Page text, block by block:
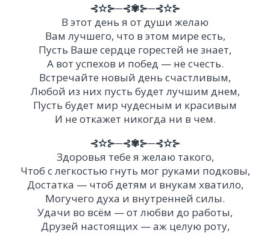
⊰✫⊱─⊰✾⊱─⊰✫⊱
В этот день я от души желаю
Вам лучшего, что в этом мире есть,
Пусть Ваше сердце горестей не знает,
А вот успехов и побед — не счесть.
Встречайте новый день счастливым,
Любой из них пусть будет лучшим днем,
Пусть будет мир чудесным и красивым
И не откажет никогда ни в чем.
⊰✫⊱─⊰✾⊱─⊰✫⊱
Здоровья тебе я желаю такого,
Чтоб с легкостью гнуть мог руками подковы,
Достатка — чтоб детям и внукам хватило,
Могучего духа и внутренней силы.
Удачи во всём — от любви до работы,
Друзей настоящих — аж целую роту,